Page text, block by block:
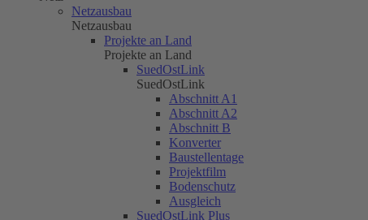
Netzausbau
Netzausbau
Projekte an Land
Projekte an Land
SuedOstLink
SuedOstLink
Abschnitt A1
Abschnitt A2
Abschnitt B
Konverter
Baustellentage
Projektfilm
Bodenschutz
Ausgleich
SuedOstLink Plus